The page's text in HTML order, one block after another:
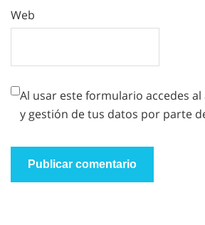
Web
Al usar este formulario accedes
y gestión de tus datos por parte